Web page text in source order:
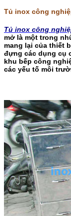
Tủ inox công
Tủ inox công
mở là một trong
mang lại của thiết
đựng các dụng cụ
khu bếp công
các yếu tố môi